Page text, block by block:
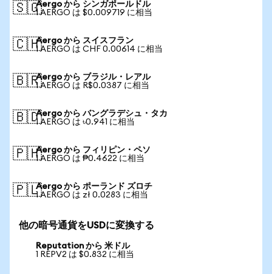
🇸🇬Aergo から シンガポールドル
1 AERGO は $0.009719 に相当
🇨🇭Aergo から スイスフラン
1 AERGO は CHF 0.00614 に相当
🇧🇷Aergo から ブラジル・レアル
1 AERGO は R$0.0387 に相当
🇧🇩Aergo から バングラデシュ・タカ
1 AERGO は ৳0.941 に相当
🇵🇭Aergo から フィリピン・ペソ
1 AERGO は ₱0.4622 に相当
🇵🇱Aergo から ポーランド ズロチ
1 AERGO は zł 0.0283 に相当
他の暗号通貨をUSDに変換する
Reputation から 米ドル
1 REPV2 は $0.832 に相当